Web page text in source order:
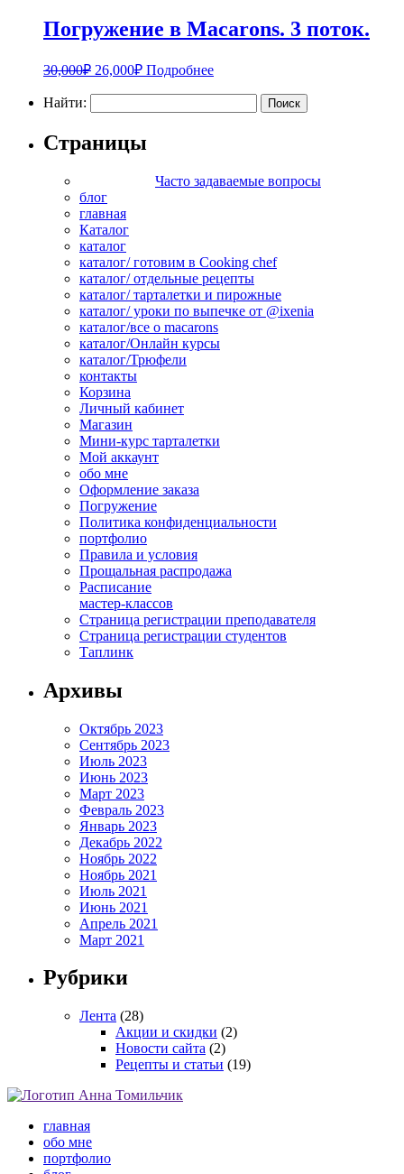
Погружение в Macarons. 3 поток.
30,000₽ 26,000₽ Подробнее
Найти:
Страницы
Часто задаваемые вопросы
блог
главная
Каталог
каталог
каталог/ готовим в Cooking chef
каталог/ отдельные рецепты
каталог/ тарталетки и пирожные
каталог/ уроки по выпечке от @ixenia
каталог/все о macarons
каталог/Онлайн курсы
каталог/Трюфели
контакты
Корзина
Личный кабинет
Магазин
Мини-курс тарталетки
Мой аккаунт
обо мне
Оформление заказа
Погружение
Политика конфиденциальности
портфолио
Правила и условия
Прощальная распродажа
Расписание
мастер-классов
Страница регистрации преподавателя
Страница регистрации студентов
Таплинк
Архивы
Октябрь 2023
Сентябрь 2023
Июль 2023
Июнь 2023
Март 2023
Февраль 2023
Январь 2023
Декабрь 2022
Ноябрь 2022
Ноябрь 2021
Июль 2021
Июнь 2021
Апрель 2021
Март 2021
Рубрики
Лента (28)
Акции и скидки (2)
Новости сайта (2)
Рецепты и статьи (19)
главная
обо мне
портфолио